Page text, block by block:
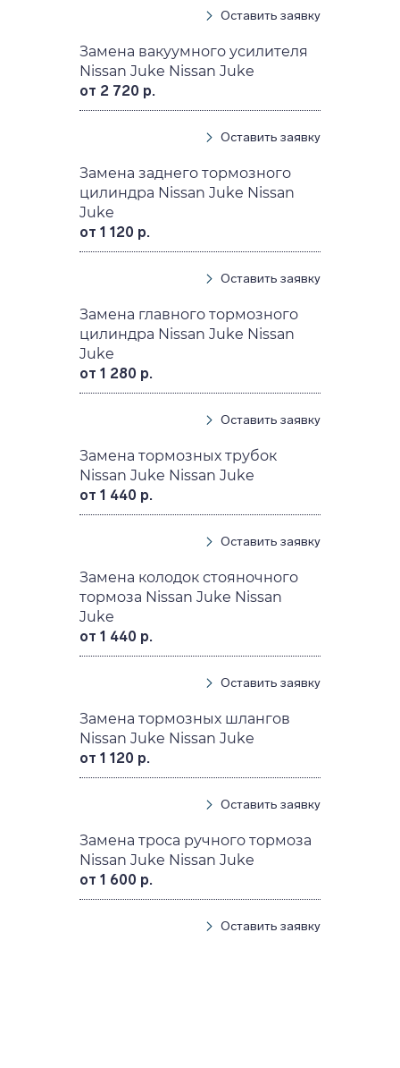
Оставить заявку
Замена вакуумного усилителя
Nissan Juke Nissan Juke
от 2 720 р.
Оставить заявку
Замена заднего тормозного
цилиндра Nissan Juke Nissan
Juke
от 1 120 р.
Оставить заявку
Замена главного тормозного
цилиндра Nissan Juke Nissan
Juke
от 1 280 р.
Оставить заявку
Замена тормозных трубок
Nissan Juke Nissan Juke
от 1 440 р.
Оставить заявку
Замена колодок стояночного
тормоза Nissan Juke Nissan
Juke
от 1 440 р.
Оставить заявку
Замена тормозных шлангов
Nissan Juke Nissan Juke
от 1 120 р.
Оставить заявку
Замена троса ручного тормоза
Nissan Juke Nissan Juke
от 1 600 р.
Оставить заявку